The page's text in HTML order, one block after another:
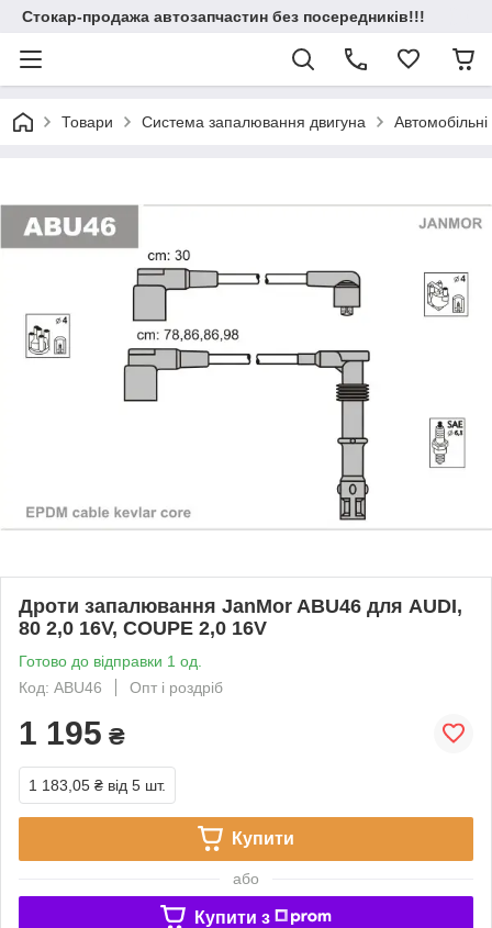
Стокар-продажа автозапчастин без посередників!!!
Товари Система запалювання двигуна
Дроти запалювання JanMor ABU46 для AUDI,
80 2,0 16V, COUPE 2,0 16V
Готово до відправки 1 од.
Код: ABU46
Опт і роздріб
1 195 ₴
1 183,05 ₴ від 5 шт.
Купити
або
Купити з